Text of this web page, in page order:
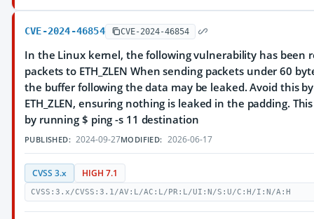
CVE-2024-46854 CVE-2024-46854
In the Linux kernel, the following vulnerability has been
packets to ETH_ZLEN When sending packets under 60
the buffer following the data may be leaked. Avoid this
ETH_ZLEN, ensuring nothing is leaked in the padding.
by running $ ping -s 11 destination
PUBLISHED: 2024-09-27MODIFIED: 2026-06-17
CVSS 3.x HIGH 7.1
CVSS:3.x/CVSS:3.1/AV:L/AC:L/PR:L/UI:N/S:U/C:H/I:N/A:H